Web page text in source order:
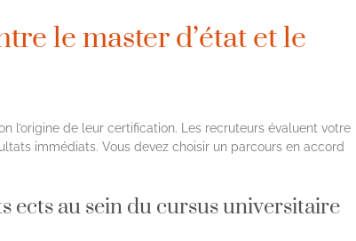
le master d’état et le
l’origine de leur certification. Les recruteurs évaluent votre
immédiats. Vous devez choisir un parcours en accord
ects au sein du cursus universitaire